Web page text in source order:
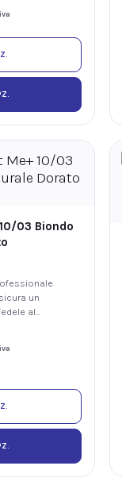
il rischio
coloranti.
03 Biondo
un
al